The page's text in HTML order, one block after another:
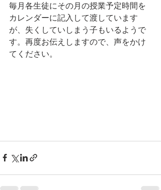
毎月各生徒にその月の授業予定時間を
カレンダーに記入して渡しています
が、失くしていしまう子もいるようで
す。再度お伝えしますので、声をかけ
てください。